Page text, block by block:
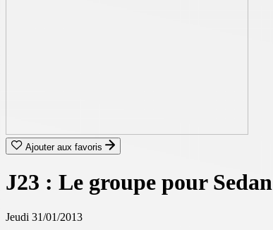
Ajouter aux favoris
J23 : Le groupe pour Sedan
Jeudi 31/01/2013